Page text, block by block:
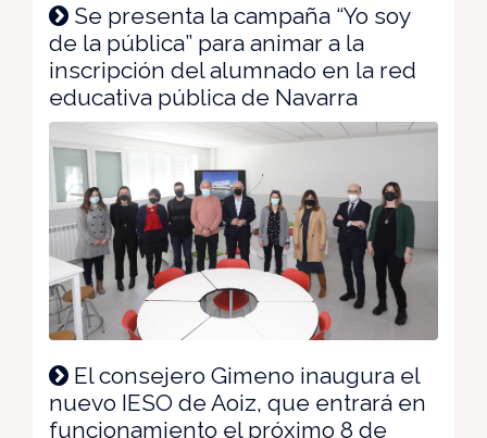
Se presenta la campaña “Yo soy
de la pública” para animar a la
inscripción del alumnado en la red
educativa pública de Navarra
El consejero Gimeno inaugura el
nuevo IESO de Aoiz, que entrará en
funcionamiento el próximo 8 de